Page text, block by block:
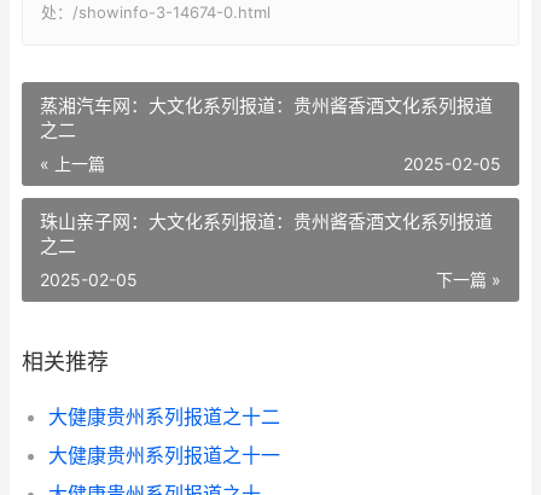
处：/showinfo-3-14674-0.html
蒸湘汽车网：大文化系列报道：贵州酱香酒文化系列报道
之二
« 上一篇 2025-02-05
珠山亲子网：大文化系列报道：贵州酱香酒文化系列报道
之二
下一篇 »
2025-02-05
相关推荐
大健康贵州系列报道之十二
大健康贵州系列报道之十一